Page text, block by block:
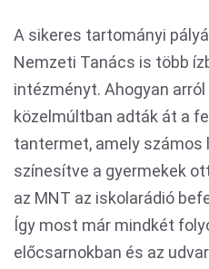
A sikeres tartományi
Nemzeti Tanács is több
intézményt. Ahogyan arról
közelmúltban adták át a
tantermet, amely számos
színesítve a gyermekek
az MNT az iskolarádió
Így most már mindkét
előcsarnokban és az